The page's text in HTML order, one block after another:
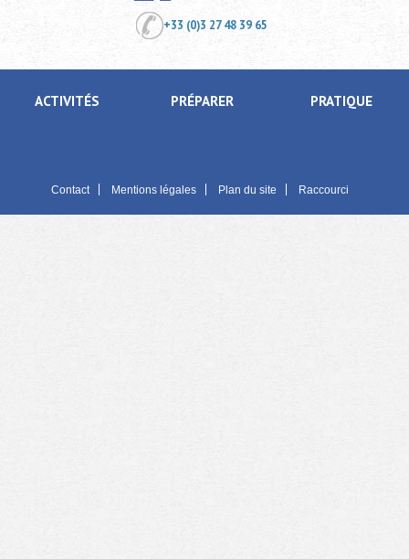
+33 (0)3 27 48 39 65
ACTIVITÉS PRÉPARER PRATIQUE
Contact Mentions légales Plan du site Raccourci